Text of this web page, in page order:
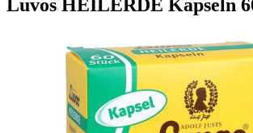
Luvos HEILERDE Kapseln